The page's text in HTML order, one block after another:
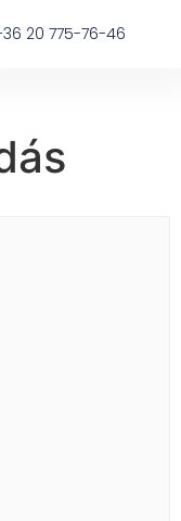
20 775-76-46